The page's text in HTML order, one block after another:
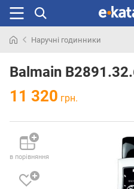
раніше
Наручні годинники
Balmain
11 320 грн.
в порівняння